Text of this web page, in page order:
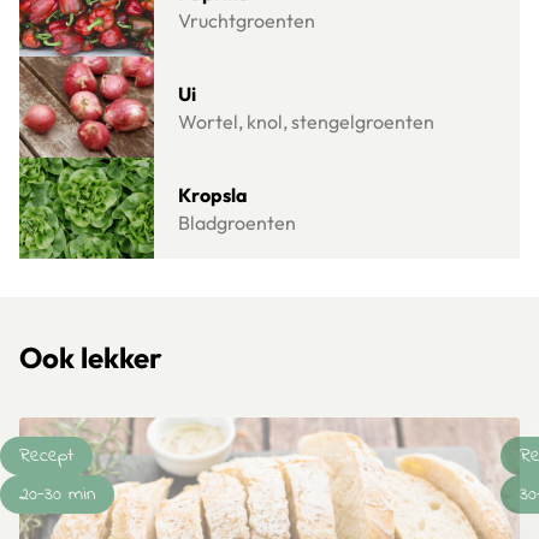
Vruchtgroenten
Ui
Wortel, knol, stengelgroenten
Lees meer over Ui
Kropsla
Bladgroenten
Lees meer over Kropsla
Ook lekker
Recept
20-30 min